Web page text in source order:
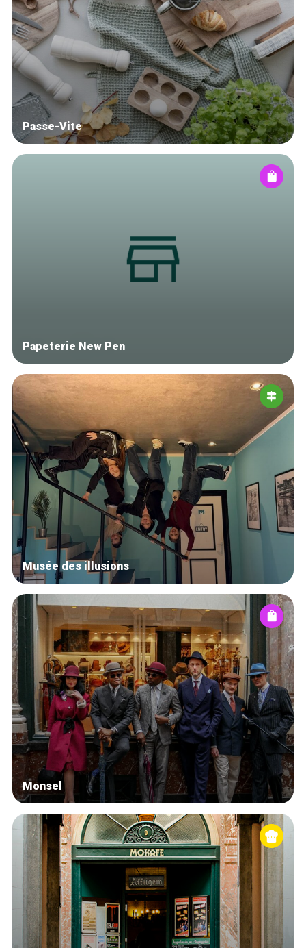
Bonnes adresses
Quartiers
Blog
Tops 10
Artisans
A propos
Passe-Vite
Papeterie New Pen
Musée des illusions
Monsel